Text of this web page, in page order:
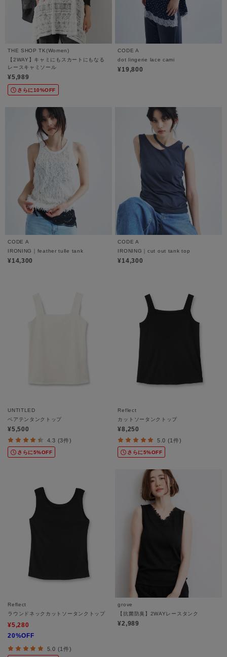
THE SHOP TK(Women)
【2WAY】キャミにもスカートにもなる
レースキャミソール
¥5,989
さらに10%OFF
CODE A
dot lingerie lace cami
¥19,800
CODE A
IRONING｜feather tulle tank
¥14,300
CODE A
IRONING｜cut out tank top
¥14,300
UNTITLED
ベアテンタンクトップ
¥5,500
4.3 (3件)
さらに5%OFF
Reflect
カットソータンクトップ
¥8,250
5.0 (1件)
さらに5%OFF
Reflect
ラウンドネックカットソータンクトップ
¥5,280
20%OFF
5.0 (1件)
grove
【抗菌防臭】2WAYレースタンク
¥2,989